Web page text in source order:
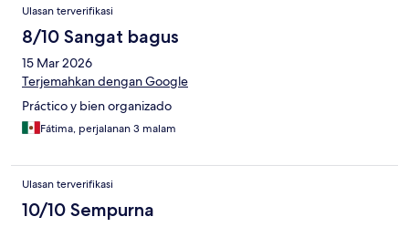
Ulasan terverifikasi
8/10 Sangat bagus
15 Mar 2026
Terjemahkan dengan Google
Práctico y bien organizado
Fátima, perjalanan 3 malam
Ulasan terverifikasi
10/10 Sempurna